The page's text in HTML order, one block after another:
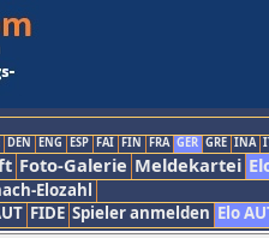
DEN ENG ESP FAI FIN FRA GER GRE INA
Foto-Galerie Meldekartei
Elozahl
FIDE Spieler anmelden Elo